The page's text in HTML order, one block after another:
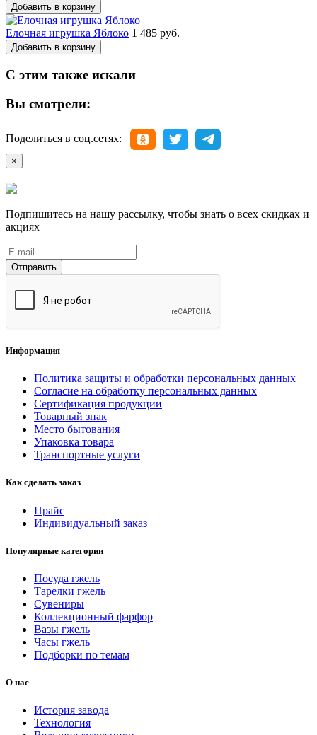
Добавить в корзину
Елочная игрушка Яблоко 1 485 руб.
Добавить в корзину
С этим также искали
Вы смотрели:
Поделиться в соц.сетях:
×
Подпишитесь на нашу рассылку, чтобы знать о всех скидках и
акциях
Отправить
Информация
Политика защиты и обработки персональных данных
Согласие на обработку персональных данных
Сертификация продукции
Товарный знак
Место бытования
Упаковка товара
Транспортные услуги
Как сделать заказ
Прайс
Индивидуальный заказ
Популярные категории
Посуда гжель
Тарелки гжель
Сувениры
Коллекционный фарфор
Вазы гжель
Часы гжель
Подборки по темам
О нас
История завода
Технология